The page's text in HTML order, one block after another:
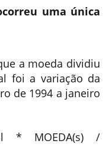
uma única
a moeda dividiu
foi a variação da
de 1994 a janeiro
* MOEDA(s) /